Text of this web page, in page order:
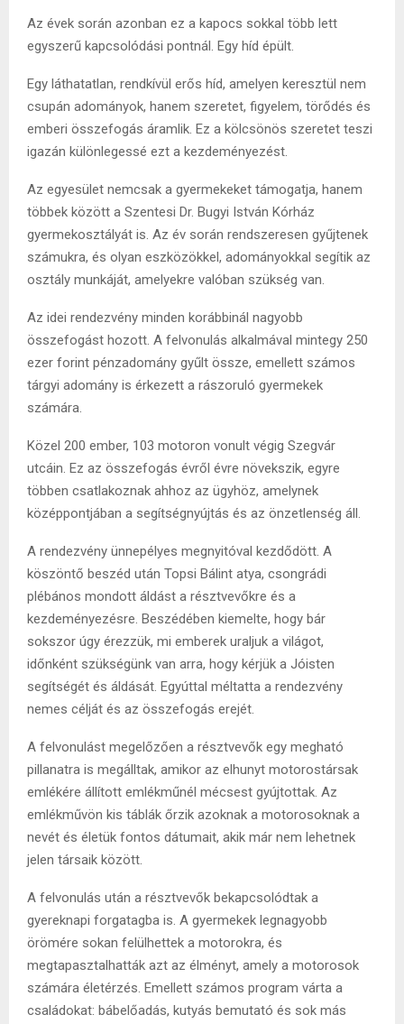
Az évek során azonban ez a kapocs sokkal több lett
egyszerű kapcsolódási pontnál. Egy híd épült.
Egy láthatatlan, rendkívül erős híd, amelyen keresztül nem
csupán adományok, hanem szeretet, figyelem, törődés és
emberi összefogás áramlik. Ez a kölcsönös szeretet teszi
igazán különlegessé ezt a kezdeményezést.
Az egyesület nemcsak a gyermekeket támogatja, hanem
többek között a Szentesi Dr. Bugyi István Kórház
gyermekosztályát is. Az év során rendszeresen gyűjtenek
számukra, és olyan eszközökkel, adományokkal segítik az
osztály munkáját, amelyekre valóban szükség van.
Az idei rendezvény minden korábbinál nagyobb
összefogást hozott. A felvonulás alkalmával mintegy 250
ezer forint pénzadomány gyűlt össze, emellett számos
tárgyi adomány is érkezett a rászoruló gyermekek
számára.
Közel 200 ember, 103 motoron vonult végig Szegvár
utcáin. Ez az összefogás évről évre növekszik, egyre
többen csatlakoznak ahhoz az ügyhöz, amelynek
középpontjában a segítségnyújtás és az önzetlenség áll.
A rendezvény ünnepélyes megnyitóval kezdődött. A
köszöntő beszéd után Topsi Bálint atya, csongrádi
plébános mondott áldást a résztvevőkre és a
kezdeményezésre. Beszédében kiemelte, hogy bár
sokszor úgy érezzük, mi emberek uraljuk a világot,
időnként szükségünk van arra, hogy kérjük a Jóisten
segítségét és áldását. Egyúttal méltatta a rendezvény
nemes célját és az összefogás erejét.
A felvonulást megelőzően a résztvevők egy megható
pillanatra is megálltak, amikor az elhunyt motorostársak
emlékére állított emlékműnél mécsest gyújtottak. Az
emlékművön kis táblák őrzik azoknak a motorosoknak a
nevét és életük fontos dátumait, akik már nem lehetnek
jelen társaik között.
A felvonulás után a résztvevők bekapcsolódtak a
gyereknapi forgatagba is. A gyermekek legnagyobb
örömére sokan felülhettek a motorokra, és
megtapasztalhatták azt az élményt, amely a motorosok
számára életérzés. Emellett számos program várta a
családokat: bábelőadás, kutyás bemutató és sok más